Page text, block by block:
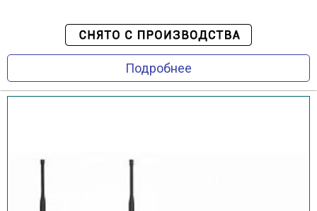
Подробнее